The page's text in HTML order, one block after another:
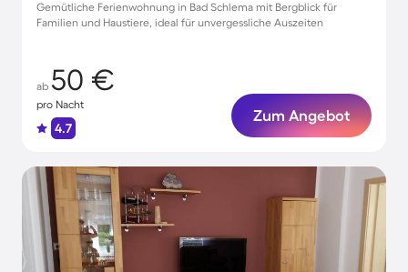
Gemütliche Ferienwohnung in Bad Schlema mit Bergblick für
Familien und Haustiere, ideal für unvergessliche Auszeiten
ab 50 €
pro Nacht
4.7
Zum Angebot